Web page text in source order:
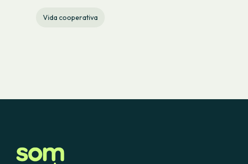
Vida cooperativa